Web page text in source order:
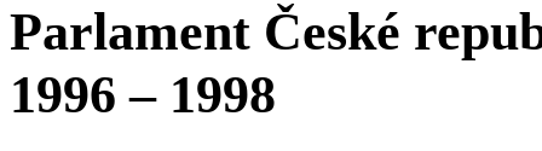
Parlament České
1996 – 1998